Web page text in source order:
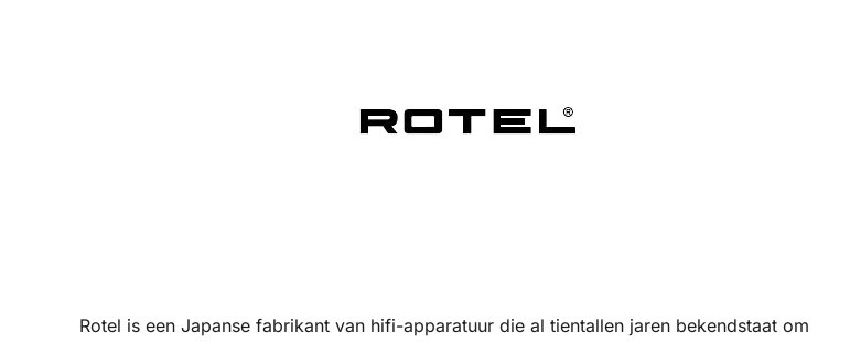
Rotel is een Japanse fabrikant van hifi-apparatuur die al tientallen jaren bekendstaat om